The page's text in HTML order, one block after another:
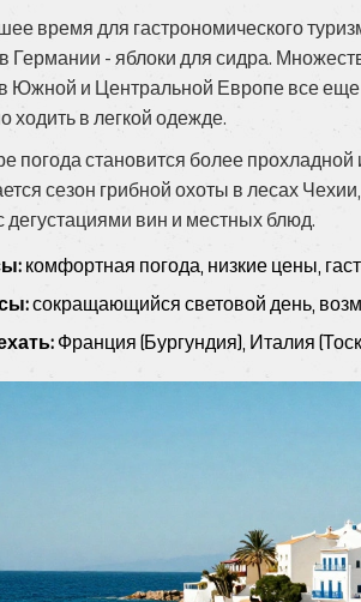
время для гастрономического
Германии - яблоки для сидра.
Южной и Центральной Европе все
ходить в легкой одежде.
погода становится более
сезон грибной охоты в лесах
дегустациями вин и местных блюд.
комфортная погода, низкие цены,
сокращающийся световой день,
Франция (Бургундия), Италия